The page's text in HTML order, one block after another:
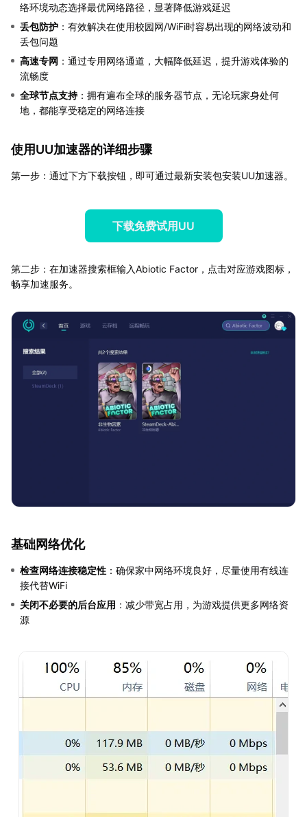
络环境动态选择最优网络路径，显著降低游戏延迟
丢包防护 ：有效解决在使用校园网/WiFi时容易出现的网络波动和
丢包问题
高速专网 ：通过专用网络通道，大幅降低延迟，提升游戏体验的
流畅度
全球节点支持：拥有遍布全球的服务器节点，无论玩家身处何
地，都能享受稳定的网络连接
使用UU加速器的详细步骤
第一步：通过下方下载按钮，即可通过最新安装包安装UU加速器。
下载免费试用UU
第二步：在加速器搜索框输入Abiotic Factor，点击对应游戏图标，
畅享加速服务。
基础网络优化
检查网络连接稳定性 ：确保家中网络环境良好，尽量使用有线连
接代替WiFi
关闭不必要的后台应用 ：减少带宽占用，为游戏提供更多网络资
源